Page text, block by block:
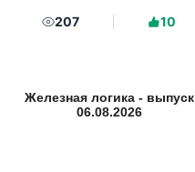
207 10
Железная логика - выпуск
06.08.2026